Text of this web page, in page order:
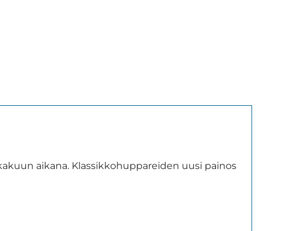
aikana. Klassikkohuppareiden uusi painos